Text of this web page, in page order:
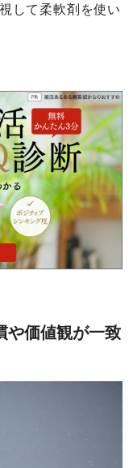
して柔軟剤を使い
や価値観が一致